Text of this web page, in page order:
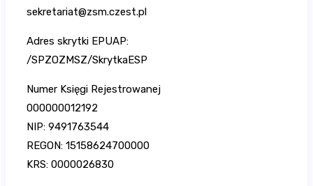
sekretariat@zsm.czest.pl
Adres skrytki EPUAP:
/SPZOZMSZ/SkrytkaESP
Numer Księgi Rejestrowanej
000000012192
NIP: 9491763544
REGON: 15158624700000
KRS: 0000026830